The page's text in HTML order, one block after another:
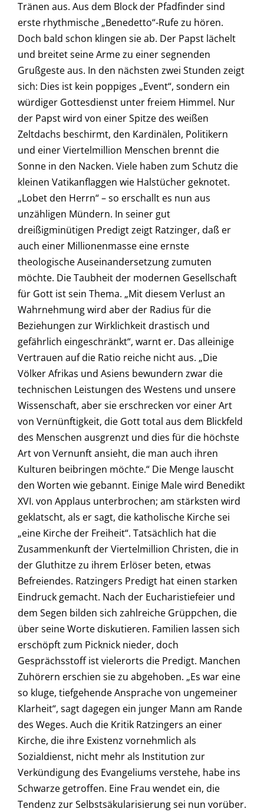
Tränen aus. Aus dem Block der Pfadfinder sind
erste rhythmische „Benedetto“-Rufe zu hören.
Doch bald schon klingen sie ab. Der Papst lächelt
und breitet seine Arme zu einer segnenden
Grußgeste aus. In den nächsten zwei Stunden zeigt
sich: Dies ist kein poppiges „Event“, sondern ein
würdiger Gottesdienst unter freiem Himmel. Nur
der Papst wird von einer Spitze des weißen
Zeltdachs beschirmt, den Kardinälen, Politikern
und einer Viertelmillion Menschen brennt die
Sonne in den Nacken. Viele haben zum Schutz die
kleinen Vatikanflaggen wie Halstücher geknotet.
„Lobet den Herrn“ – so erschallt es nun aus
unzähligen Mündern. In seiner gut
dreißigminütigen Predigt zeigt Ratzinger, daß er
auch einer Millionenmasse eine ernste
theologische Auseinandersetzung zumuten
möchte. Die Taubheit der modernen Gesellschaft
für Gott ist sein Thema. „Mit diesem Verlust an
Wahrnehmung wird aber der Radius für die
Beziehungen zur Wirklichkeit drastisch und
gefährlich eingeschränkt“, warnt er. Das alleinige
Vertrauen auf die Ratio reiche nicht aus. „Die
Völker Afrikas und Asiens bewundern zwar die
technischen Leistungen des Westens und unsere
Wissenschaft, aber sie erschrecken vor einer Art
von Vernünftigkeit, die Gott total aus dem Blickfeld
des Menschen ausgrenzt und dies für die höchste
Art von Vernunft ansieht, die man auch ihren
Kulturen beibringen möchte.“ Die Menge lauscht
den Worten wie gebannt. Einige Male wird Benedikt
XVI. von Applaus unterbrochen; am stärksten wird
geklatscht, als er sagt, die katholische Kirche sei
„eine Kirche der Freiheit“. Tatsächlich hat die
Zusammenkunft der Viertelmillion Christen, die in
der Gluthitze zu ihrem Erlöser beten, etwas
Befreiendes. Ratzingers Predigt hat einen starken
Eindruck gemacht. Nach der Eucharistiefeier und
dem Segen bilden sich zahlreiche Grüppchen, die
über seine Worte diskutieren. Familien lassen sich
erschöpft zum Picknick nieder, doch
Gesprächsstoff ist vielerorts die Predigt. Manchen
Zuhörern erschien sie zu abgehoben. „Es war eine
so kluge, tiefgehende Ansprache von ungemeiner
Klarheit“, sagt dagegen ein junger Mann am Rande
des Weges. Auch die Kritik Ratzingers an einer
Kirche, die ihre Existenz vornehmlich als
Sozialdienst, nicht mehr als Institution zur
Verkündigung des Evangeliums verstehe, habe ins
Schwarze getroffen. Eine Frau wendet ein, die
Tendenz zur Selbstsäkularisierung sei nun vorüber.